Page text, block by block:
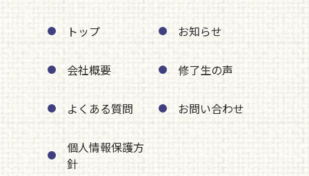
トップ お知らせ
会社概要 修了生の声
よくある質問 お問い合わせ
個人情報保護方
針